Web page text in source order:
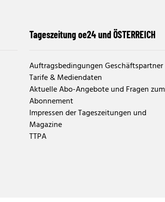
Tageszeitung oe24 und ÖSTERREICH
Auftragsbedingungen Geschäftspartner
Tarife & Mediendaten
Aktuelle Abo-Angebote und Fragen zum
Abonnement
Impressen der Tageszeitungen und
Magazine
TTPA